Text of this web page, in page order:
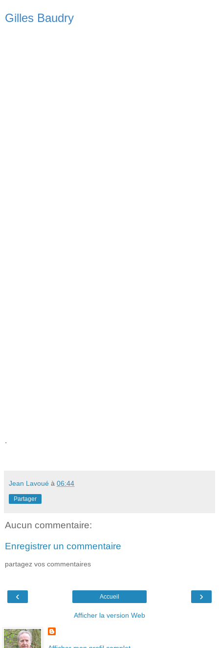
Gilles Baudry
.
Jean Lavoué à 06:44
Partager
Aucun commentaire:
Enregistrer un commentaire
partagez vos commentaires
‹ ›
Accueil
Afficher la version Web